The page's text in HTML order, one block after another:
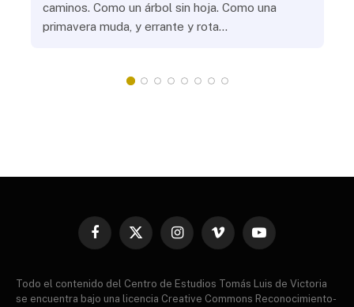
caminos. Como un árbol sin hoja. Como una
primavera muda, y errante y rota…
Facebook
X
InstagramVimeo YouTube
Todo el contenido del Centro de Estudios Tomás Luis de Victoria
se encuentra bajo una licencia Creative Commons Reconocimiento-